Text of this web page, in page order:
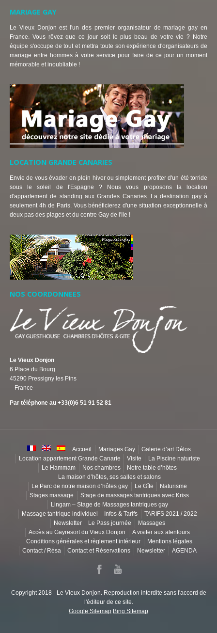
MARIAGE GAY
Le Vieux Donjon est l'un des premier organisateur de mariage gay en
France. Vous rêvez que ce jour soit le plus beau de votre vie ? Notre
équipe s'occupe de tout et mettra toute son expérience d'organisateurs de
mariage entre hommes à votre service pour faire de ce jour un moment
mémorable et inoubliable !
LOCATION GRANDE CANARIES
Envie de vous évader en plein hiver ou simplement profiter d'un été torride
sous le soleil de l'Espagne ? Nous vous proposons la location
d'appartement de standing aux Grandes Canaries. La destination gay à
seulement 4h de Paris. Vous bénéficierez d'une situation exceptionnelle à
deux pas des plages et du centre Gay de l'Ile !
NOS COORDONNEES
Le Vieux Donjon
6 Place du Bourg
45290 Pressigny les Pins
– France –
Par téléphone au +33(0)6 51 91 52 81
Accueil Mariages Gay
Galerie d’art Délos
Location appartement Grande Canarie
Visite
La Piscine naturiste
Le Hammam
Nos chambres
Notre table d’hôtes
La maison d’hôtes, ses salles et salons
Le Parc de notre maison d’hôtes gay
Le Gîte
Naturisme
Stages massage
Stage de massages tantriques avec Kriss
Lingam – Stage de Massages tantriques gay
Massage tantrique individuel
Infos & Tarifs
TARIFS 2021 / 2022
Newsletter
Le Pass journée
Massages
Accès au Gayresort du Vieux Donjon
A visiter aux alentours
Conditions générales et règlement intérieur
Mentions légales
Contact / Résa
Contact et Réservations Newsletter AGENDA
Copyright 2018 - Le Vieux Donjon. Reproduction interdite sans l'accord de
l'éditeur de ce site.
Google Sitemap Bing Sitemap